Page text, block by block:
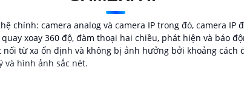
chính: camera analog và camera IP trong đó, camera
xoay 360 độ, đàm thoại hai chiều, phát hiện và báo
từ xa ổn định và không bị ảnh hưởng bởi khoảng cách
và hình ảnh sắc nét.